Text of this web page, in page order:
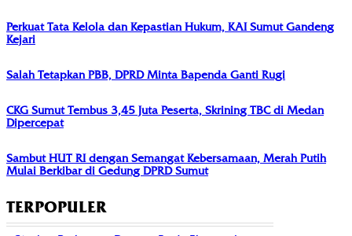
Perkuat Tata Kelola dan Kepastian Hukum, KAI Sumut Gandeng
Kejari
Salah Tetapkan PBB, DPRD Minta Bapenda Ganti Rugi
CKG Sumut Tembus 3,45 Juta Peserta, Skrining TBC di Medan
Dipercepat
Sambut HUT RI dengan Semangat Kebersamaan, Merah Putih
Mulai Berkibar di Gedung DPRD Sumut
TERPOPULER